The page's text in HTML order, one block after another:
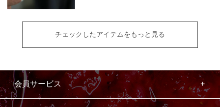
チェックしたアイテムをもっと見る
会員サービス